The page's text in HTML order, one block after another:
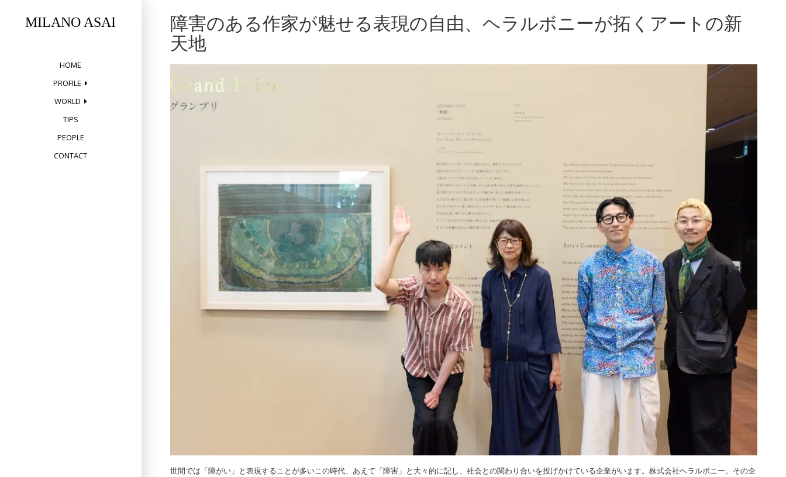
contentMILANO ASAI
HOME
PROFILE
WORLD
TIPS
PEOPLE
CONTACT
障害のある作家が魅せる表現の自由、ヘラルボニーが拓くアートの新
天地
世間では「障がい」と表現することが多いこの時代、あえて「障害」と大々的に記し、社会との関わり合いを投げかけている企業がいます。株式会社ヘラルボニー。その企